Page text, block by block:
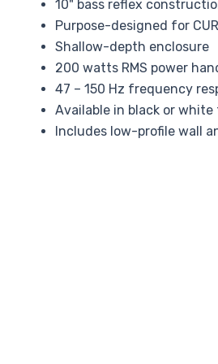
10" bass reflex
Purpose-designed for
Shallow-depth enclosure
200 watts RMS power
47 – 150 Hz frequency
Available in black or
Includes low-profile wall